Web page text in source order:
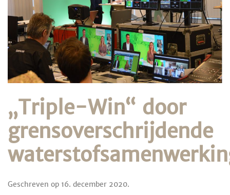
„Triple-Win“ door
grensoverschrijdende
Geschreven op 16. december 2020.